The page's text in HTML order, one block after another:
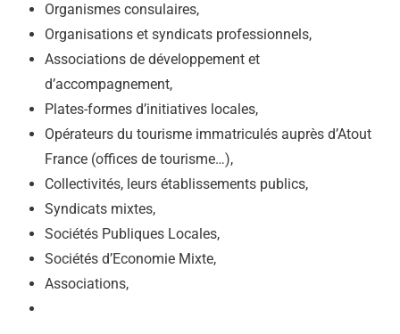
Organismes consulaires,
Organisations et syndicats professionnels,
Associations de développement et
d’accompagnement,
Plates-formes d’initiatives locales,
Opérateurs du tourisme immatriculés auprès d’Atout
France (offices de tourisme…),
Collectivités, leurs établissements publics,
Syndicats mixtes,
Sociétés Publiques Locales,
Sociétés d’Economie Mixte,
Associations,